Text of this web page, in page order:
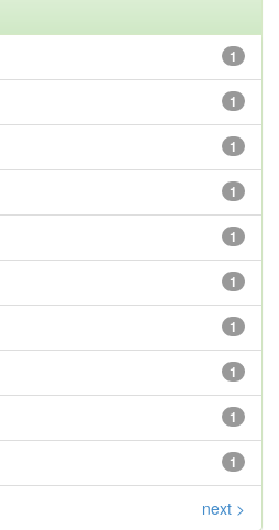
1
1
1
1
1
1
1
1
1
1
next >